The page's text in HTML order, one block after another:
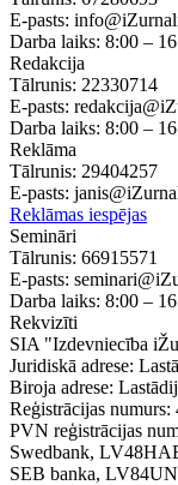
E-pasts:
Darba laiks: 8:00 –
Redakcija
Tālrunis: 22330714
E-pasts:
Darba laiks: 8:00 –
Reklāma
Tālrunis: 29404257
E-pasts:
Reklāmas iespējas
Semināri
Tālrunis: 66915571
E-pasts:
Darba laiks: 8:00 –
Rekvizīti
SIA "Izdevniecība
Juridiskā adrese:
Biroja adrese:
Reģistrācijas numurs:
PVN reģistrācijas
Swedbank,
SEB banka,